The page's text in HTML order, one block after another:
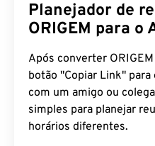
Planejador de
ORIGEM para o
Após converter
botão "Copiar Link"
com um amigo ou
simples para planejar
horários diferentes.